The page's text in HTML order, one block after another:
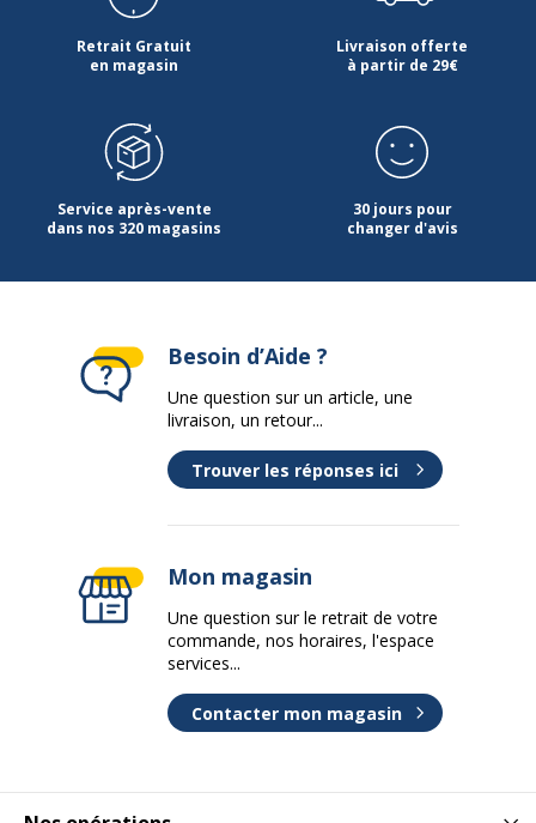
Retrait Gratuit
en magasin
Livraison offerte
à partir de 29€
Service après-vente
dans nos 320 magasins
30 jours pour
changer d'avis
Besoin d’Aide ?
Une question sur un article, une
livraison, un retour...
Trouver les réponses ici
Mon magasin
Une question sur le retrait de votre
commande, nos horaires, l'espace
services...
Contacter mon magasin